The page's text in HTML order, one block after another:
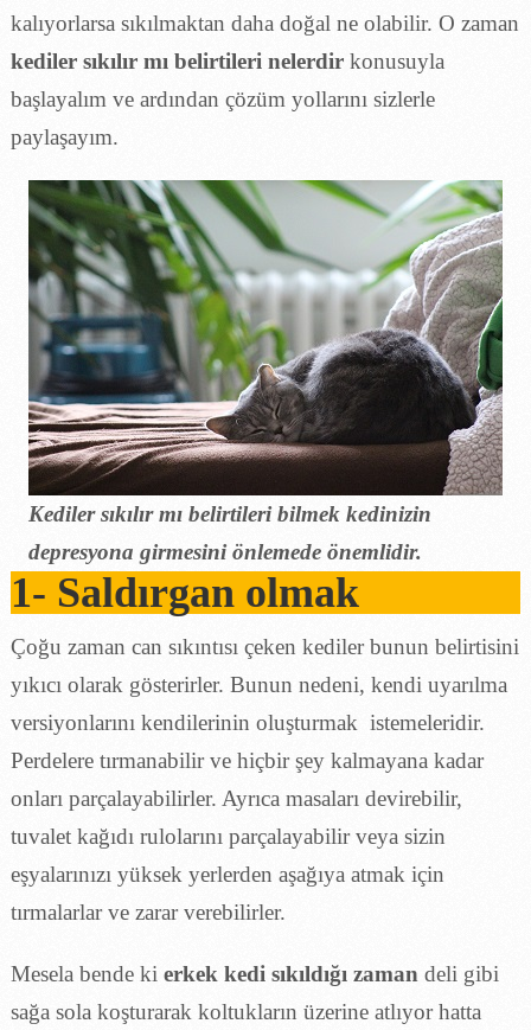
kalıyorlarsa sıkılmaktan daha doğal ne olabilir. O zaman
kediler sıkılır mı belirtileri nelerdirkonusuyla
başlayalım ve ardından çözüm yollarını sizlerle
paylaşayım.
Kediler sıkılır mı belirtileri bilmek kedinizin
depresyona girmesini önlemede önemlidir.
1- Saldırgan olmak
Çoğu zaman can sıkıntısı çeken kediler bunun belirtisini
yıkıcı olarak gösterirler. Bunun nedeni, kendi uyarılma
versiyonlarını kendilerinin oluşturmak istemeleridir.
Perdelere tırmanabilir ve hiçbir şey kalmayana kadar
onları parçalayabilirler. Ayrıca masaları devirebilir,
tuvalet kağıdı rulolarını parçalayabilir veya sizin
eşyalarınızı yüksek yerlerden aşağıya atmak için
tırmalarlar ve zarar verebilirler.
Mesela bende ki erkek kedi sıkıldığı zaman deli gibi
sağa sola koşturarak koltukların üzerine atlıyor hatta